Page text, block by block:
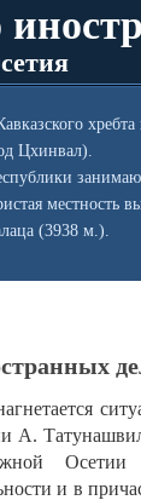
Цхинвал).
местность
(3938 м.).
А.
и в